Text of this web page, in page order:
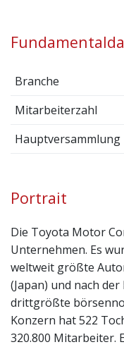
Branche
Mitarbeiterzahl
Hauptversammlung
Portrait
Die Toyota Motor
Unternehmen. Es
weltweit größte
(Japan) und nach
drittgrößte
Konzern hat 522
320.800 Mitarbeiter.